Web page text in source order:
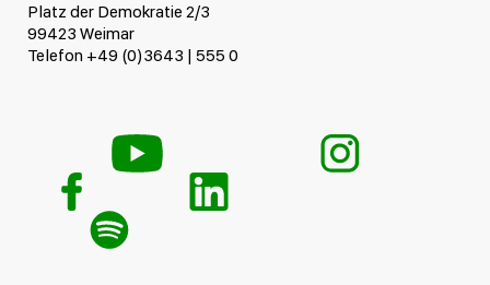
Platz der Demokratie 2/3
99423 Weimar
Telefon +49 (0)3643 | 555 0